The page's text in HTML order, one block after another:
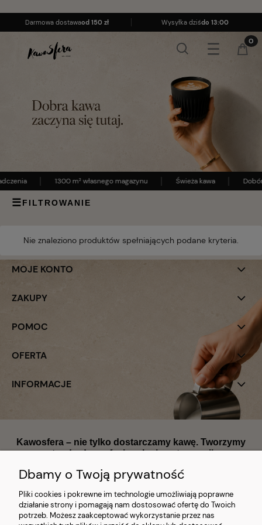
Darmowa dostawaod 150 zł Wysyłka dziśdo 13:00
1300 m² własnego magazynu Świeża kawa
☰FILTROWANIE
Nie znaleziono produktów spełniających podane kryteria.
MOJE KONTO
ZAKUPY
POMOC
OFERTA
INFORMACJE
Kawosfera – nie tylko dostarczamy kawę. Tworzymy
standardy profesjonalnej gastronomii.
Dbamy o Twoją prywatność
Pliki cookies i pokrewne im technologie umożliwiają poprawne
działanie strony i pomagają nam dostosować ofertę do Twoich
potrzeb. Możesz zaakceptować wykorzystanie przez nas